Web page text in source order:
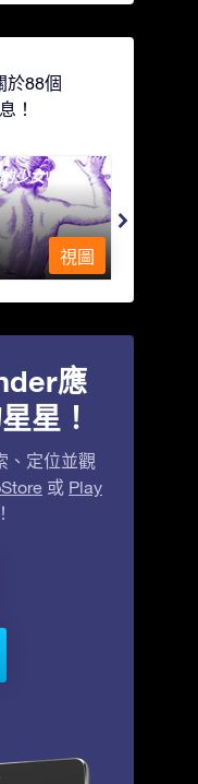
於88個
！
少女
視圖
應
星！
、定位並觀
或 Play